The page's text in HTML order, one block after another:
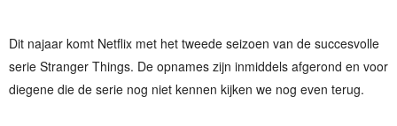
Dit najaar komt Netflix met het tweede seizoen van de succesvolle
serie Stranger Things. De opnames zijn inmiddels afgerond en voor
diegene die de serie nog niet kennen kijken we nog even terug.